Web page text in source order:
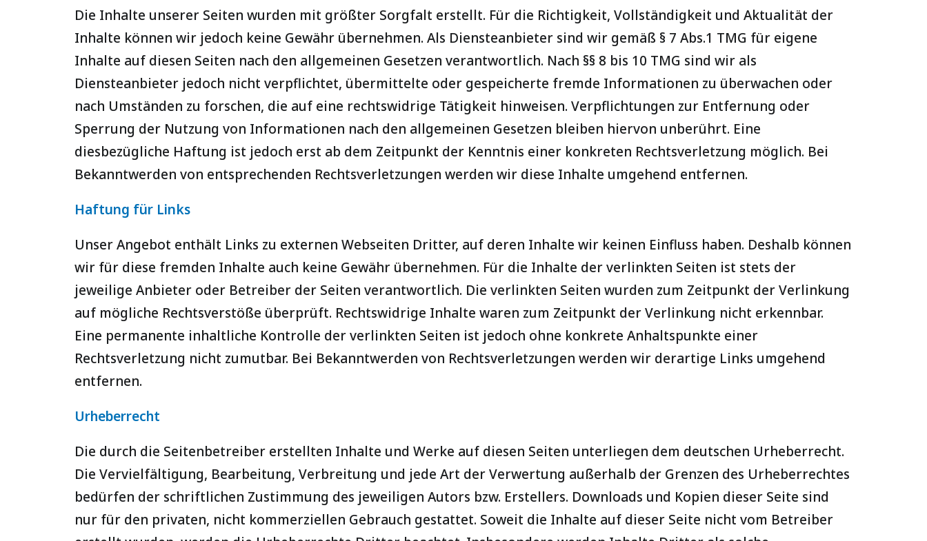
Die Inhalte unserer Seiten wurden mit größter Sorgfalt erstellt. Für die Richtigkeit, Vollständigkeit und Aktualität der
Inhalte können wir jedoch keine Gewähr übernehmen. Als Diensteanbieter sind wir gemäß § 7 Abs.1 TMG für eigene
Inhalte auf diesen Seiten nach den allgemeinen Gesetzen verantwortlich. Nach §§ 8 bis 10 TMG sind wir als
Diensteanbieter jedoch nicht verpflichtet, übermittelte oder gespeicherte fremde Informationen zu überwachen oder
nach Umständen zu forschen, die auf eine rechtswidrige Tätigkeit hinweisen. Verpflichtungen zur Entfernung oder
Sperrung der Nutzung von Informationen nach den allgemeinen Gesetzen bleiben hiervon unberührt. Eine
diesbezügliche Haftung ist jedoch erst ab dem Zeitpunkt der Kenntnis einer konkreten Rechtsverletzung möglich. Bei
Bekanntwerden von entsprechenden Rechtsverletzungen werden wir diese Inhalte umgehend entfernen.
Haftung für Links
Unser Angebot enthält Links zu externen Webseiten Dritter, auf deren Inhalte wir keinen Einfluss haben. Deshalb können
wir für diese fremden Inhalte auch keine Gewähr übernehmen. Für die Inhalte der verlinkten Seiten ist stets der
jeweilige Anbieter oder Betreiber der Seiten verantwortlich. Die verlinkten Seiten wurden zum Zeitpunkt der Verlinkung
auf mögliche Rechtsverstöße überprüft. Rechtswidrige Inhalte waren zum Zeitpunkt der Verlinkung nicht erkennbar.
Eine permanente inhaltliche Kontrolle der verlinkten Seiten ist jedoch ohne konkrete Anhaltspunkte einer
Rechtsverletzung nicht zumutbar. Bei Bekanntwerden von Rechtsverletzungen werden wir derartige Links umgehend
entfernen.
Urheberrecht
Die durch die Seitenbetreiber erstellten Inhalte und Werke auf diesen Seiten unterliegen dem deutschen Urheberrecht.
Die Vervielfältigung, Bearbeitung, Verbreitung und jede Art der Verwertung außerhalb der Grenzen des Urheberrechtes
bedürfen der schriftlichen Zustimmung des jeweiligen Autors bzw. Erstellers. Downloads und Kopien dieser Seite sind
nur für den privaten, nicht kommerziellen Gebrauch gestattet. Soweit die Inhalte auf dieser Seite nicht vom Betreiber